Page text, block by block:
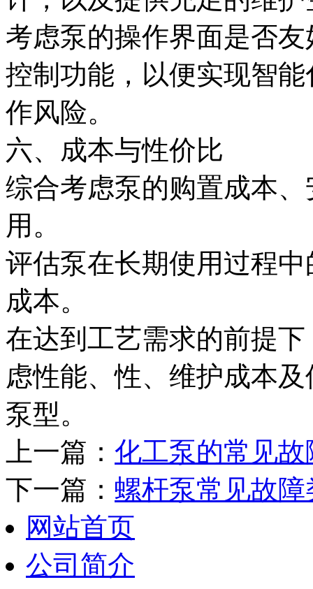
考虑泵的操作界面是否
控制功能，以便实现智
作风险。
六、成本与性价比
综合考虑泵的购置成本
用。
评估泵在长期使用过程
成本。
在达到工艺需求的前提
虑性能、性、维护成本
泵型。
上一篇： 化工泵的常见
下一篇： 螺杆泵常见故
网站首页
公司简介